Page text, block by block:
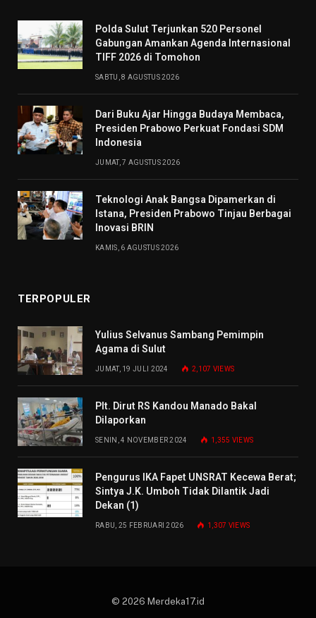
​Polda Sulut Terjunkan 520 Personel
Gabungan Amankan Agenda Internasional
TIFF 2026 di Tomohon
SABTU, 8 AGUSTUS 2026
Dari Buku Ajar Hingga Budaya Membaca,
Presiden Prabowo Perkuat Fondasi SDM
Indonesia
JUMAT, 7 AGUSTUS 2026
Teknologi Anak Bangsa Dipamerkan di
Istana, Presiden Prabowo Tinjau Berbagai
Inovasi BRIN
KAMIS, 6 AGUSTUS 2026
TERPOPULER
Yulius Selvanus Sambang Pemimpin
Agama di Sulut
JUMAT, 19 JULI 2024 2,107 VIEWS
Plt. Dirut RS Kandou Manado Bakal
Dilaporkan
SENIN, 4 NOVEMBER 2024 1,355 VIEWS
Pengurus IKA Fapet UNSRAT Kecewa Berat;
Sintya J.K. Umboh Tidak Dilantik Jadi
Dekan (1)
RABU, 25 FEBRUARI 2026 1,307 VIEWS
© 2026 Merdeka17.id